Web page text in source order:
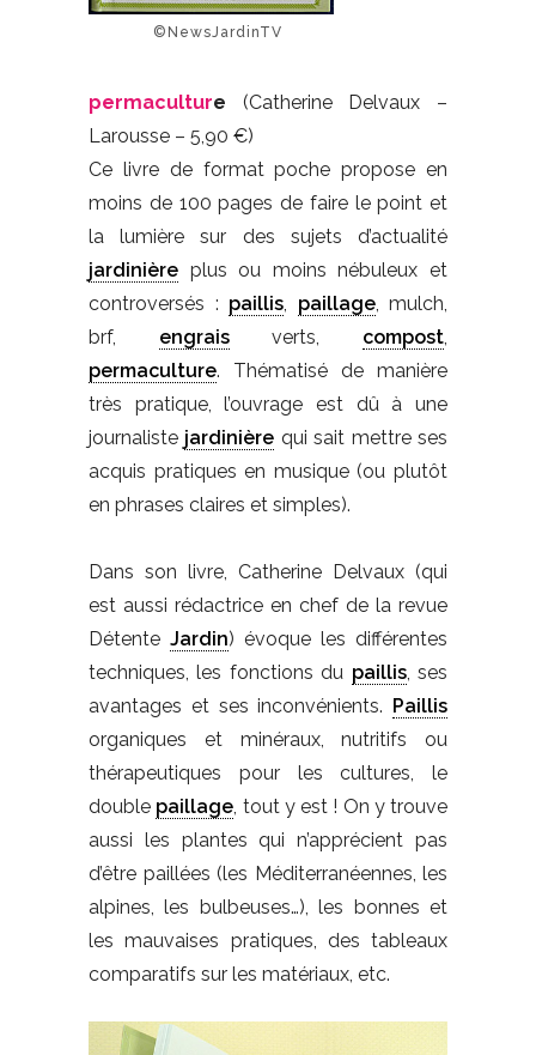
©NewsJardinTV
permaculture (Catherine Delvaux –
Larousse – 5,90 €)
Ce livre de format poche propose en
moins de 100 pages de faire le point et
la lumière sur des sujets d’actualité
jardinière plus ou moins nébuleux et
controversés : paillis paillage, mulch,
brf, engraisverts, compost
permaculture. Thématisé de manière
très pratique, l’ouvrage est dû à une
journaliste jardinière qui sait mettre ses
acquis pratiques en musique (ou plutôt
en phrases claires et simples).
Dans son livre, Catherine Delvaux (qui
est aussi rédactrice en chef de la revue
Détente Jardin) évoque les différentes
techniques, les fonctions du paillis, ses
avantages et ses inconvénients. Paillis
organiques et minéraux, nutritifs ou
thérapeutiques pour les cultures, le
double paillage , tout y est ! On y trouve
aussi les plantes qui n’apprécient pas
d’être paillées (les Méditerranéennes, les
alpines, les bulbeuses…), les bonnes et
les mauvaises pratiques, des tableaux
comparatifs sur les matériaux, etc.